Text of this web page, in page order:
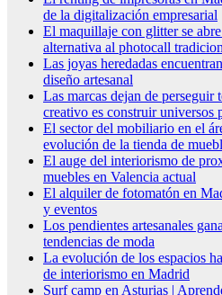
de la digitalización empresarial
El maquillaje con glitter se
alternativa al photocall
Las joyas heredadas
diseño artesanal
Las marcas dejan de perseguir
creativo es construir universos
El sector del mobiliario en el
evolución de la tienda de
El auge del interiorismo de
muebles en Valencia actual
El alquiler de fotomatón en
y eventos
Los pendientes artesanales
tendencias de moda
La evolución de los espacios
de interiorismo en Madrid
Surf camp en Asturias |